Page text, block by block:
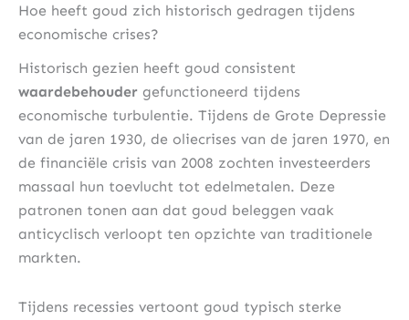
Hoe heeft goud zich historisch gedragen tijdens
economische crises?
Historisch gezien heeft goud consistent
waardebehouder gefunctioneerd tijdens
economische turbulentie. Tijdens de Grote Depressie
van de jaren 1930, de oliecrises van de jaren 1970, en
de financiële crisis van 2008 zochten investeerders
massaal hun toevlucht tot edelmetalen. Deze
patronen tonen aan dat goud beleggen vaak
anticyclisch verloopt ten opzichte van traditionele
markten.
Tijdens recessies vertoont goud typisch sterke